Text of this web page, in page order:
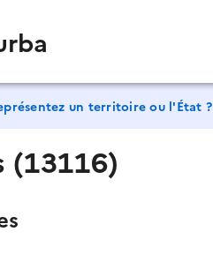
un territoire ou l'État ?
(13116)